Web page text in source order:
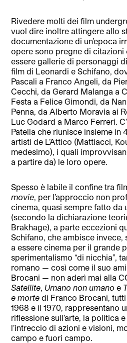
Rivedere molti dei film
vuol dire inoltre attingere allo
documentazione di un’epoca
opere sono pregne di citazioni
essere gallerie di personaggi
film di Leonardi e Schifano,
Pascali a Franco Angeli, da
Cecchi, da Gerard Malanga a
Festa a Felice Gimondi, da
Penna, da Alberto Moravia ai
Luc Godard a Marco Ferreri.
Patella che riunisce insieme in
artisti de L’Attico (Mattiacci,
medesimo), i quali
a partire da) le loro opere.
Spesso è labile il confine tra
movie , per l’approccio non
cinema, quasi sempre fatto da
(secondo la dichiarazione
Brakhage), a parte eccezioni
Schifano, che ambisce invece,
a essere cinema per il grande
sperimentalismo “di nicchia”,
romano — così come il suo
Brocani — non aderì mai alla
Satellite Umano non umano e
e mortedi Franco Brocani,
1968 e il 1970, rappresentano
riflessione sull’arte, la politica
l’intreccio di azioni e visioni,
campo e fuori campo.